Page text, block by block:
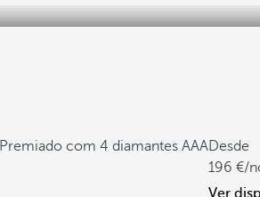
Premiado com 4 diamantes AAADesde
196
/
Ver